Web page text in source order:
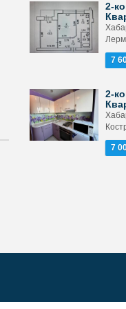
2-
7
2-
7